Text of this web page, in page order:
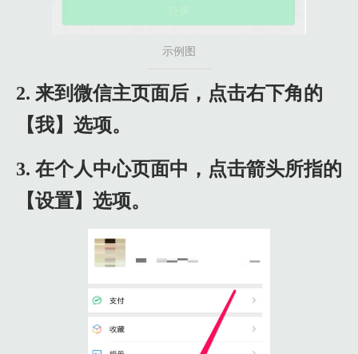
示例图
2. 来到微信主页面后，点击右下角的
【我】选项。
3. 在个人中心页面中，点击箭头所指的
【设置】选项。